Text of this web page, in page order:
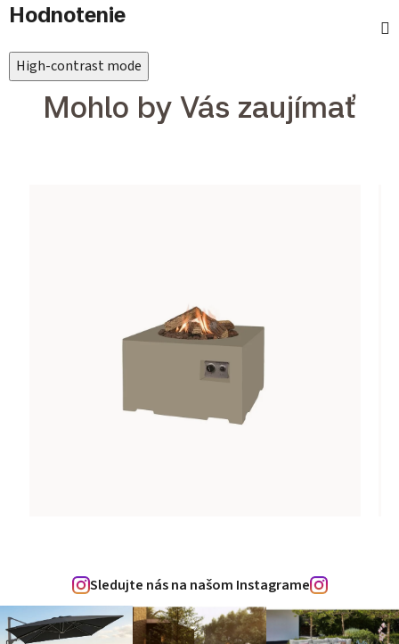
Hodnotenie
High-contrast mode
Mohlo by Vás zaujímať
Sledujte nás na našom Instagrame